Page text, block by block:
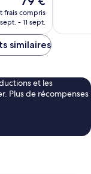
nouveau
prix
de
frais compris
- 11 sept.
similaires
et les
Plus de récompenses